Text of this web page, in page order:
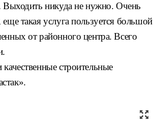
Выходить никуда не нужно. Очень
такая услуга пользуется большой
от районного центра. Всего
строительные